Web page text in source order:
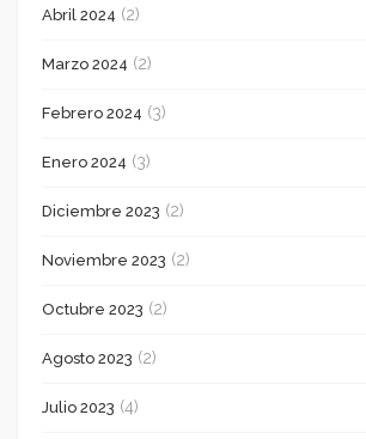
Abril 2024 (2)
Marzo 2024 (2)
Febrero 2024 (3)
Enero 2024 (3)
Diciembre 2023 (2)
Noviembre 2023 (2)
Octubre 2023 (2)
Agosto 2023 (2)
Julio 2023 (4)